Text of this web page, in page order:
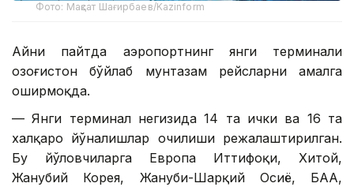
Фото: Мақсат Шағирбаев/Kazinform
Айни пайтда аэропортнинг янги терминали
Қозоғистон бўйлаб мунтазам рейсларни амалга
оширмоқда.
— Янги терминал негизида 14 та ички ва 16 та
халқаро йўналишлар очилиши режалаштирилган.
Бу йўловчиларга Европа Иттифоқи, Хитой,
Жанубий Корея, Жануби-Шарқий Осиё, БАА,